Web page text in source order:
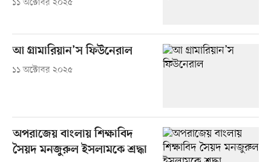
১১ অক্টোবর ২০২৫
আ গ্রামারিয়ান’স ফিউনেরাল
১১ অক্টোবর ২০২৫
অপরাজেয় বাংলায় শিক্ষাবিদ
সৈয়দ মনজুরুল ইসলামকে শ্রদ্ধা